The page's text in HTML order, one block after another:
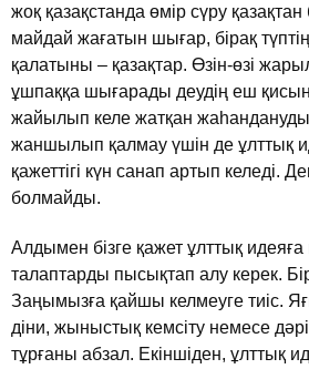
жоқ қазақстанда өмiр сүру
майдай жағатын шығар, бiрақ
қалатыны – қазақтар. Өзiн-өзi
ұшпаққа шығарады деудiң еш
жайылып келе жатқан
жаншылып қалмау үшiн де ұлттық
қажеттiгi күн санап артып келедi.
болмайды.
Алдымен бiзге қажет ұлттық
талаптарды пысықтап алу керек.
Заңымызға қайшы келмеуге тиiс.
дiни, жыныстық кемсiту немесе
тұрғаны абзал. Екiншiден, ұлттық